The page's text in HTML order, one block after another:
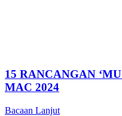
15 RANCANGAN
MAC 2024
Bacaan Lanjut